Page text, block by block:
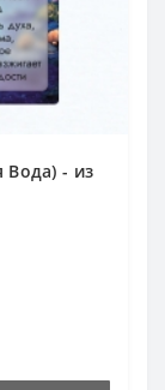
Вода) - из